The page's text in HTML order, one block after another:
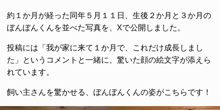
約１か月が経った同年５月１１日、生後２か月と３か月の
ぼんぼんくんを並べた写真を、Xで公開しました。
投稿には「我が家に来て１か月で、これだけ成長しまし
た」というコメントと一緒に、驚いた顔の絵文字が添えら
れています。
飼い主さんを驚かせる、ぼんぼんくんの姿がこちらです！